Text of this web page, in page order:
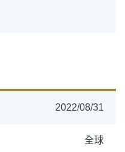
2022/08/31
全球